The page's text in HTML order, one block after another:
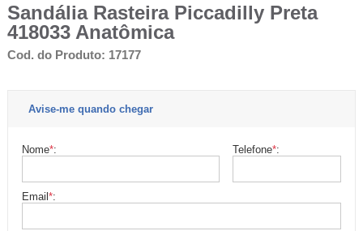
Sandália Rasteira Piccadilly Preta
418033 Anatômica
Cod. do Produto: 17177
Avise-me quando chegar
Nome*: Telefone*:
Email*: